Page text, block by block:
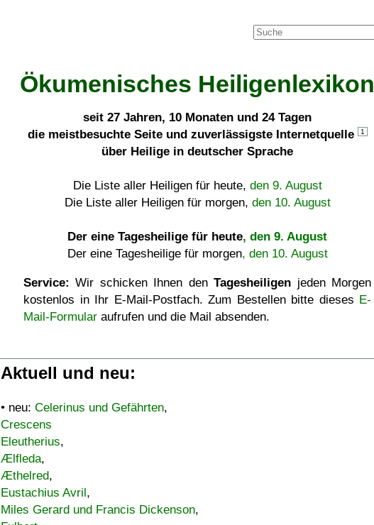
Ökumenisches Heiligenlexikon
seit 27 Jahren, 10 Monaten und 24 Tagen
die meistbesuchte Seite und zuverlässigste Internetquelle
1
über Heilige in deutscher Sprache
Die Liste aller Heiligen für heute, den 9. August
Die Liste aller Heiligen für morgen, den 10. August
Der eine Tagesheilige für heute, den 9. August
Der eine Tagesheilige für morgen, den 10. August
Service: Wir schicken Ihnen denTagesheiligen jeden Morgen
kostenlos in Ihr E-Mail-Postfach. Zum Bestellen bitte dieses E-
Mail-Formular aufrufen und die Mail absenden.
Aktuell und neu:
• neu: Celerinus und Gefährten,
Crescens
Eleutherius,
Ælfleda,
Æthelred,
Eustachius Avril,
Miles Gerard und Francis Dickenson,